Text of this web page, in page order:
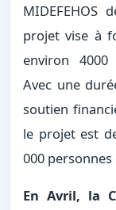
MIDEFEHOS
projet vise à
environ 4000
Avec une
soutien
le projet est
000
En Avril, la